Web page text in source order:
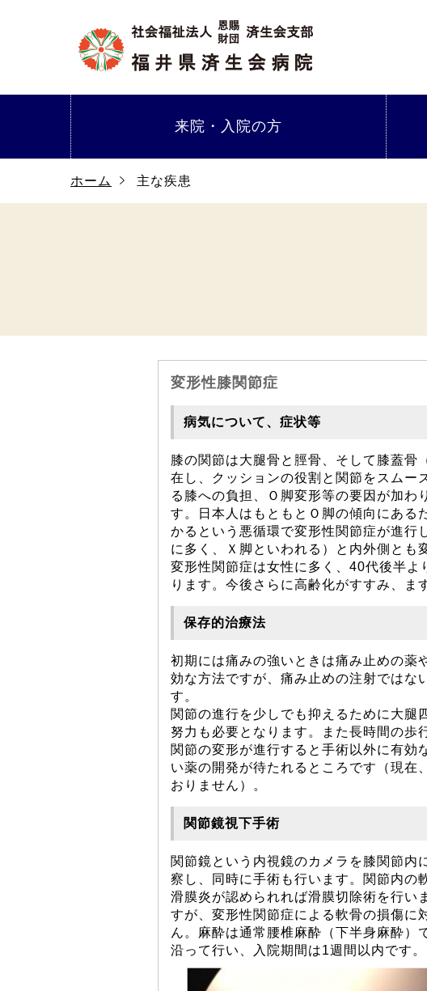
来院・ 入院の方
ホーム 主な疾患
変形性膝関節症
病気について、症状等
膝の関節は大腿骨と脛骨、そして膝蓋骨
在し、クッションの役割と関節をスムー
る膝への負担、Ｏ脚変形等の要因が加わ
す。日本人はもともとＯ脚の傾向にある
かるという悪循環で変形性関節症が進行
に多く、Ｘ脚といわれる）と内外側とも
変形性関節症は女性に多く、40代後半
ります。今後さらに高齢化がすすみ、ま
保存的治療法
初期には痛みの強いときは痛み止めの薬
効な方法ですが、痛み止めの注射ではな
す。
関節の進行を少しでも抑えるために大腿
努力も必要となります。また長時間の歩
関節の変形が進行すると手術以外に有効
い薬の開発が待たれるところです（現在
おりません）。
関節鏡視下手術
関節鏡という内視鏡のカメラを膝関節内
察し、同時に手術も行います。関節内の
滑膜炎が認められれば滑膜切除術を行い
すが、変形性関節症による軟骨の損傷に
ん。麻酔は通常腰椎麻酔（下半身麻酔）
沿って行い、入院期間は1週間以内です。